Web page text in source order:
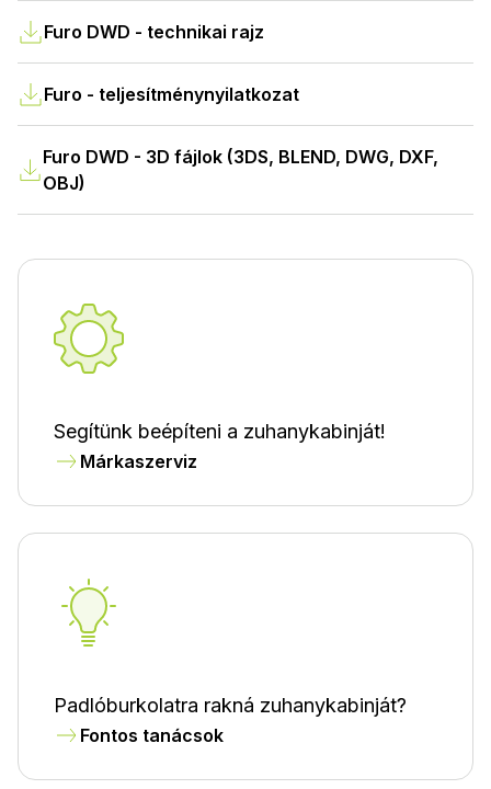
Furo DWD - technikai rajz
Furo - teljesítménynyilatkozat
Furo DWD - 3D fájlok (3DS, BLEND, DWG, DXF,
OBJ)
Segítünk beépíteni a zuhanykabinját!
Márkaszerviz
Padlóburkolatra rakná zuhanykabinját?
Fontos tanácsok